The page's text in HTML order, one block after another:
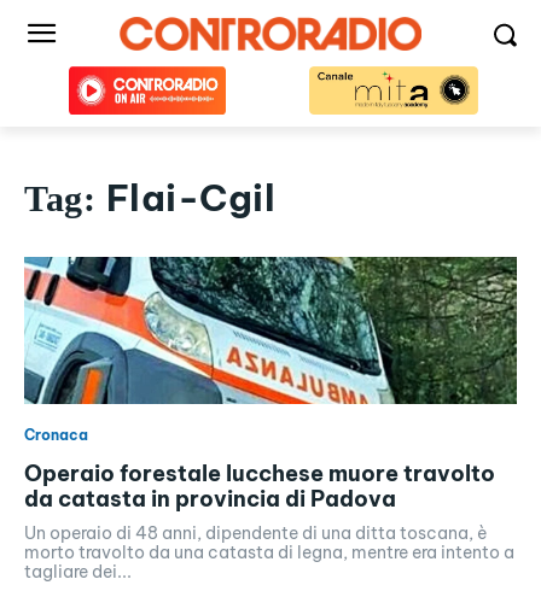
Tag: Flai-Cgil
Cronaca
Operaio forestale lucchese muore travolto
da catasta in provincia di Padova
Un operaio di 48 anni, dipendente di una ditta toscana, è
morto travolto da una catasta di legna, mentre era intento a
tagliare dei...